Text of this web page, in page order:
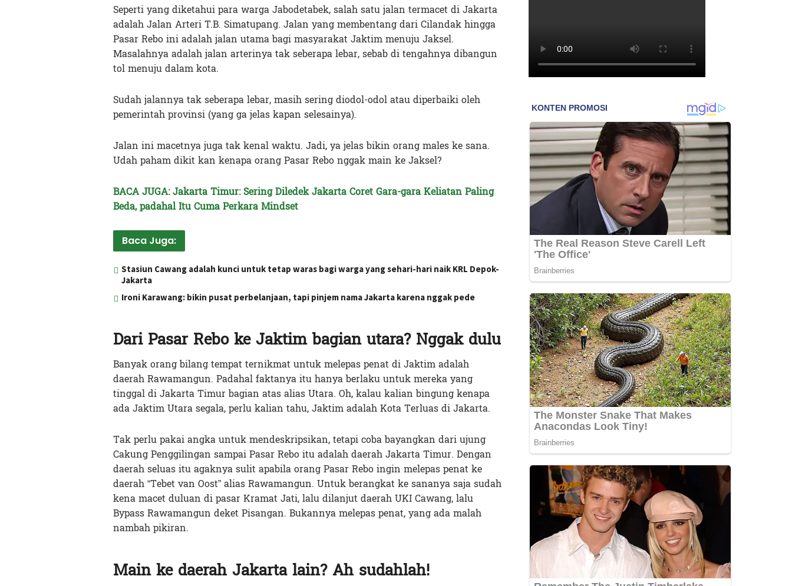
Seperti yang diketahui para warga Jabodetabek, salah satu jalan termacet di Jakarta
adalah Jalan Arteri T.B. Simatupang. Jalan yang membentang dari Cilandak hingga
Pasar Rebo ini adalah jalan utama bagi masyarakat Jaktim menuju Jaksel.
Masalahnya adalah jalan arterinya tak seberapa lebar, sebab di tengahnya dibangun
tol menuju dalam kota.
Sudah jalannya tak seberapa lebar, masih sering diodol-odol atau diperbaiki oleh
pemerintah provinsi (yang ga jelas kapan selesainya).
Jalan ini macetnya juga tak kenal waktu. Jadi, ya jelas bikin orang males ke sana.
Udah paham dikit kan kenapa orang Pasar Rebo nggak main ke Jaksel?
BACA JUGA: Jakarta Timur: Sering Diledek Jakarta Coret Gara-gara Keliatan Paling
Beda, padahal Itu Cuma Perkara Mindset
Baca Juga:
Stasiun Cawang adalah kunci untuk tetap waras bagi warga yang sehari-hari naik KRL Depok-
Jakarta
Ironi Karawang: bikin pusat perbelanjaan, tapi pinjem nama Jakarta karena nggak pede
Dari Pasar Rebo ke Jaktim bagian utara? Nggak dulu
Banyak orang bilang tempat ternikmat untuk melepas penat di Jaktim adalah
daerah Rawamangun. Padahal faktanya itu hanya berlaku untuk mereka yang
tinggal di Jakarta Timur bagian atas alias Utara. Oh, kalau kalian bingung kenapa
ada Jaktim Utara segala, perlu kalian tahu, Jaktim adalah Kota Terluas di Jakarta.
Tak perlu pakai angka untuk mendeskripsikan, tetapi coba bayangkan dari ujung
Cakung Penggilingan sampai Pasar Rebo itu adalah daerah Jakarta Timur. Dengan
daerah seluas itu agaknya sulit apabila orang Pasar Rebo ingin melepas penat ke
daerah “Tebet van Oost” alias Rawamangun. Untuk berangkat ke sananya saja sudah
kena macet duluan di pasar Kramat Jati, lalu dilanjut daerah UKI Cawang, lalu
Bypass Rawamangun deket Pisangan. Bukannya melepas penat, yang ada malah
nambah pikiran.
Main ke daerah Jakarta lain? Ah sudahlah!